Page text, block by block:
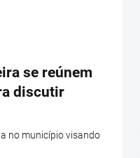
se reúnem
discutir
no município visando